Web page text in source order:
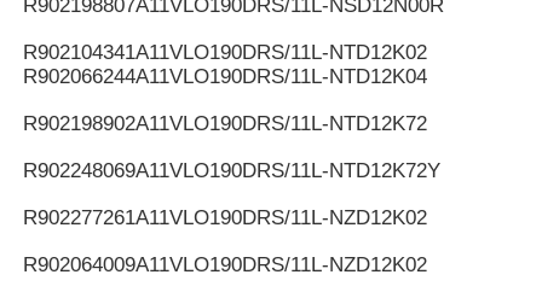
R902198807A11VLO190DRS/11L-NSD12N00R
R902104341A11VLO190DRS/11L-NTD12K02
R902066244A11VLO190DRS/11L-NTD12K04
R902198902A11VLO190DRS/11L-NTD12K72
R902248069A11VLO190DRS/11L-NTD12K72Y
R902277261A11VLO190DRS/11L-NZD12K02
R902064009A11VLO190DRS/11L-NZD12K02